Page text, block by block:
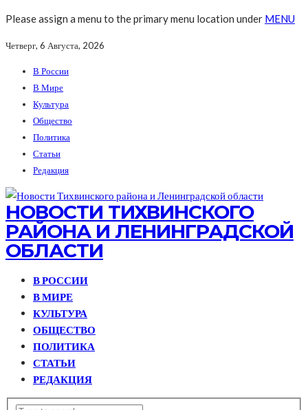
Please assign a menu to the primary menu location under MENU
Четверг, 6 Августа, 2026
В России
В Мире
Культура
Общество
Политика
Статьи
Редакция
НОВОСТИ ТИХВИНСКОГО
РАЙОНА И ЛЕНИНГРАДСКОЙ
ОБЛАСТИ
В РОССИИ
В МИРЕ
КУЛЬТУРА
ОБЩЕСТВО
ПОЛИТИКА
СТАТЬИ
РЕДАКЦИЯ